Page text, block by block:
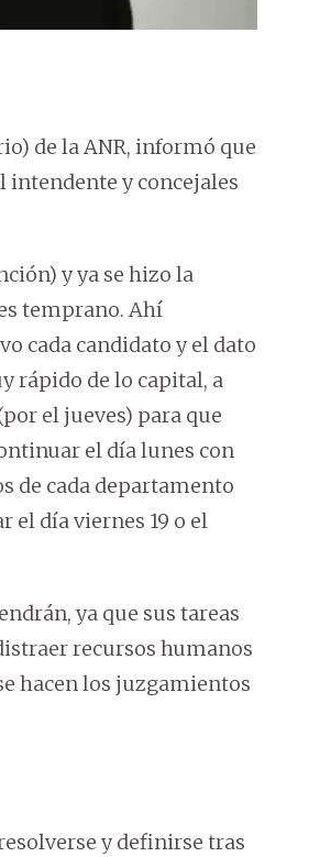
de la ANR, informó que
intendente y concejales
y ya se hizo la
temprano. Ahí
cada candidato y el dato
rápido de lo capital, a
el jueves) para que
el día lunes con
de cada departamento
el día viernes 19 o el
ya que sus tareas
recursos humanos
hacen los juzgamientos
y definirse tras